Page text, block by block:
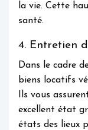
la vie. Cette
santé.
4. Entretien
Dans le cadre
biens locatifs
Ils vous
excellent état
états des lieux